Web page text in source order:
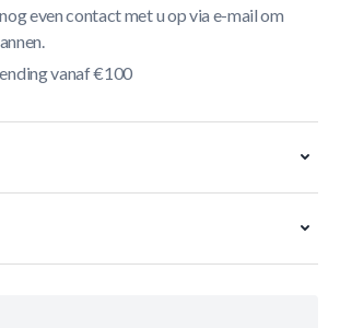
even contact met u op via e-mail om
vanaf €100